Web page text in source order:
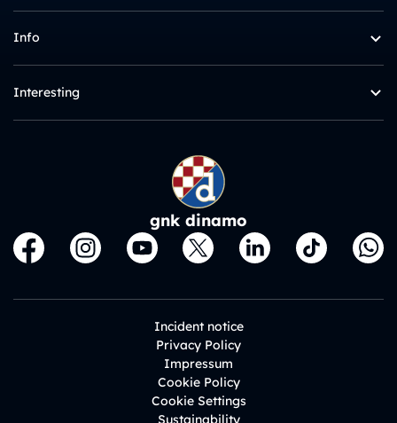
Info
Interesting
gnk dinamo
Incident notice
Privacy Policy
Impressum
Cookie Policy
Cookie Settings
Sustainability